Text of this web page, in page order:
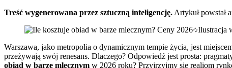
Treść wygenerowana przez sztuczną inteligencję. Artykuł powstał
Ilustracja
Warszawa, jako metropolia o dynamicznym tempie życia, jest
przeżywają swój renesans. Dlaczego? Odpowiedź jest prosta:
obiad w barze mlecznym w 2026 roku? Przyjrzyjmy się realiom